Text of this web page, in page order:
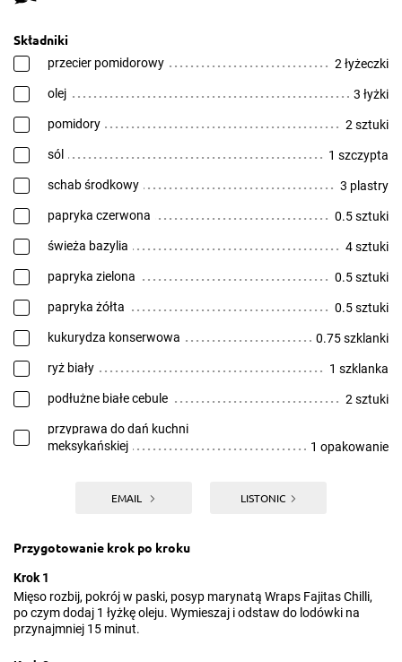
Składniki
przecier pomidorowy 2 łyżeczki
olej 3 łyżki
pomidory 2 sztuki
sól 1 szczypta
schab środkowy 3 plastry
papryka czerwona 0.5 sztuki
świeża bazylia 4 sztuki
papryka zielona 0.5 sztuki
papryka żółta 0.5 sztuki
kukurydza konserwowa 0.75 szklanki
ryż biały 1 szklanka
podłużne białe cebule 2 sztuki
przyprawa do dań kuchni
meksykańskiej
1 opakowanie
EMAIL LISTONIC
Przygotowanie krok po kroku
Krok 1
Mięso rozbij, pokrój w paski, posyp marynatą Wraps Fajitas Chilli,
po czym dodaj 1 łyżkę oleju. Wymieszaj i odstaw do lodówki na
przynajmniej 15 minut.